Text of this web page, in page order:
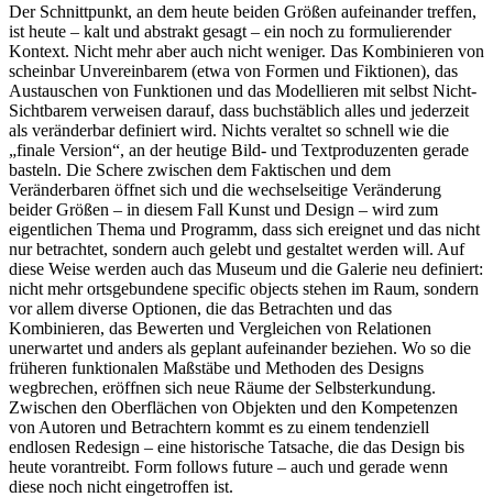
Der Schnittpunkt, an dem heute beiden Größen aufeinander treffen,
ist heute – kalt und abstrakt gesagt – ein noch zu formulierender
Kontext. Nicht mehr aber auch nicht weniger. Das Kombinieren von
scheinbar Unvereinbarem (etwa von Formen und Fiktionen), das
Austauschen von Funktionen und das Modellieren mit selbst Nicht-
Sichtbarem verweisen darauf, dass buchstäblich alles und jederzeit
als veränderbar definiert wird. Nichts veraltet so schnell wie die
„finale Version“, an der heutige Bild- und Textproduzenten gerade
basteln. Die Schere zwischen dem Faktischen und dem
Veränderbaren öffnet sich und die wechselseitige Veränderung
beider Größen – in diesem Fall Kunst und Design – wird zum
eigentlichen Thema und Programm, dass sich ereignet und das nicht
nur betrachtet, sondern auch gelebt und gestaltet werden will. Auf
diese Weise werden auch das Museum und die Galerie neu definiert:
nicht mehr ortsgebundene specific objects stehen im Raum, sondern
vor allem diverse Optionen, die das Betrachten und das
Kombinieren, das Bewerten und Vergleichen von Relationen
unerwartet und anders als geplant aufeinander beziehen. Wo so die
früheren funktionalen Maßstäbe und Methoden des Designs
wegbrechen, eröffnen sich neue Räume der Selbsterkundung.
Zwischen den Oberflächen von Objekten und den Kompetenzen
von Autoren und Betrachtern kommt es zu einem tendenziell
endlosen Redesign – eine historische Tatsache, die das Design bis
heute vorantreibt. Form follows future – auch und gerade wenn
diese noch nicht eingetroffen ist.